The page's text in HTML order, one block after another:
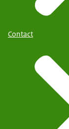
Contact